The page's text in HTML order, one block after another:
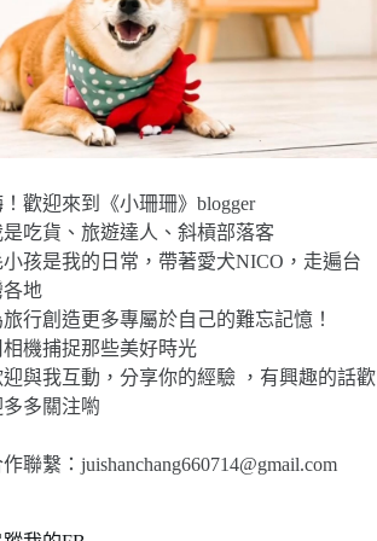
歡迎來到《小珊珊》blogger
是吃貨、旅遊達人、斜槓部落客
小孩是我的日常，帶著愛犬NICO，走遍台
各地
行創造更多專屬於自己的難忘記憶！
相機捕捉那些美好時光
迎與我互動，分享你的經驗 ，有興趣的話歡
多多關注喲
作聯繫：juishanchang660714@gmail.com